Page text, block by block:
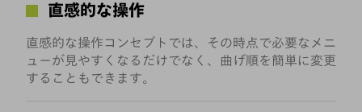
直感的な操作
直感的な操作コンセプトでは、その時点で必要なメニ
ューが見やすくなるだけでなく、曲げ順を簡単に変更
することもできます。